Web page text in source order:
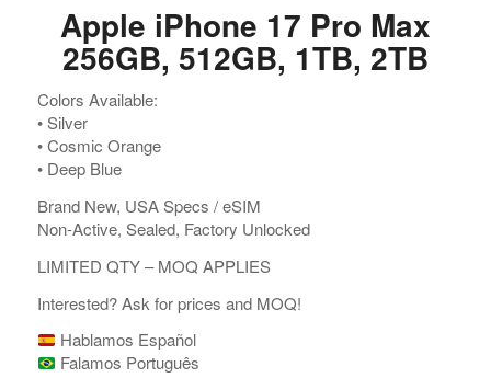
Apple iPhone 17 Pro Max
256GB, 512GB, 1TB, 2TB
Colors Available:
•⁠ ⁠Silver
•⁠ ⁠Cosmic Orange
•⁠ ⁠Deep Blue
Brand New, USA Specs / eSIM
Non-Active, Sealed, Factory Unlocked
LIMITED QTY – MOQ APPLIES
Interested? Ask for prices and MOQ!
Hablamos Español
Falamos Português